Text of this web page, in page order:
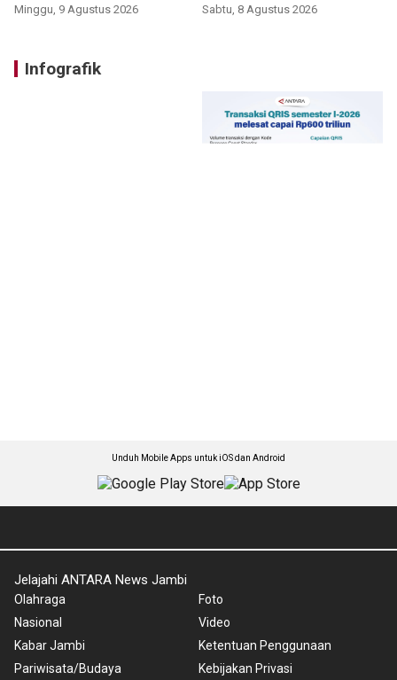
Minggu, 9 Agustus 2026 Sabtu, 8 Agustus 2026
Infografik
Unduh Mobile Apps untuk iOS dan Android
Jelajahi ANTARA News Jambi
Olahraga
Nasional
Kabar Jambi
Pariwisata/Budaya
Foto
Video
Ketentuan Penggunaan
Kebijakan Privasi